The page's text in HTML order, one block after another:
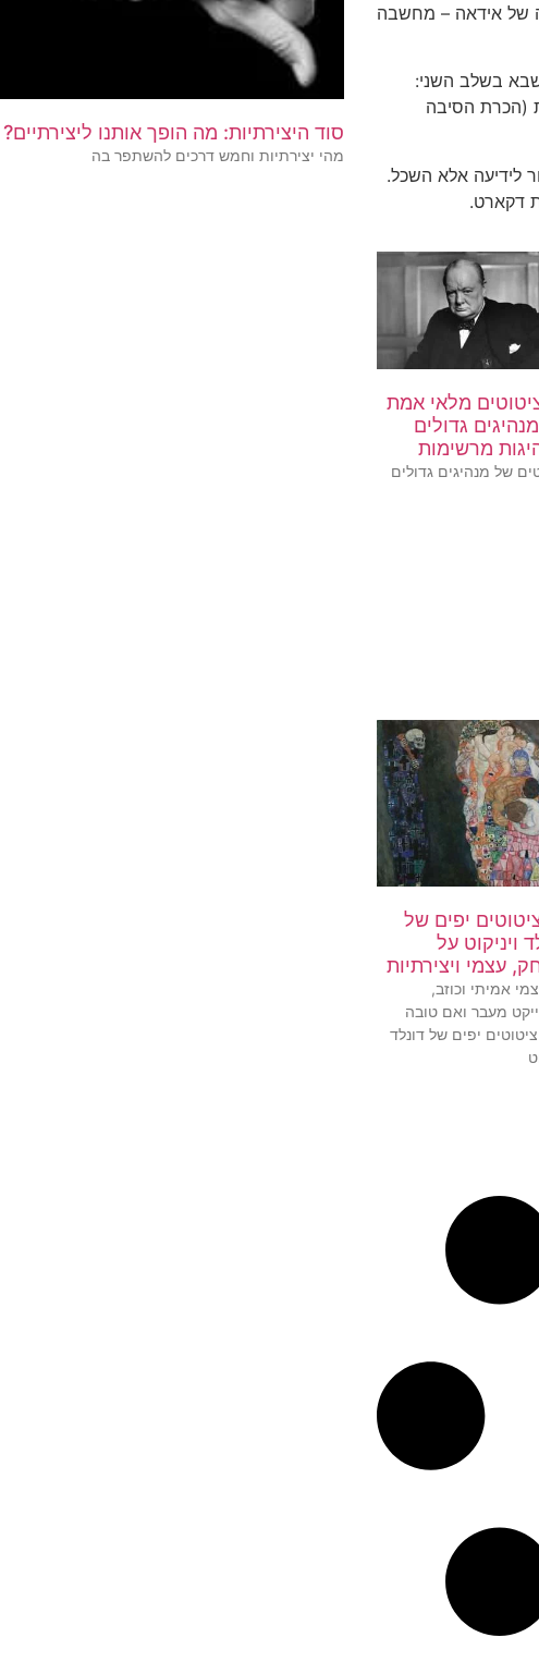
של אידאה – מחשבה
בשלב השני:
(הכרת הסיבה
לידיעה אלא השכל.
דקארט.
ציטוטים מלאי אמת
גדולים
מרשימות
של מנהיגים גדולים
ציטוטים יפים של
ויניקוט על
עצמי ויצירתיות
אמיתי וכוזב,
מעבר ואם טובה
יפים של דונלד
סוד היצירתיות: מה הופך אותנו ליצירתיים?
מהי יצירתיות וחמש דרכים להשתפר בה